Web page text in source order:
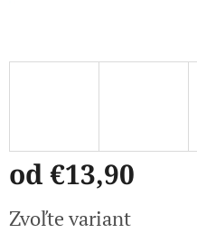
od€13,90
cena:
Zvoľte variant